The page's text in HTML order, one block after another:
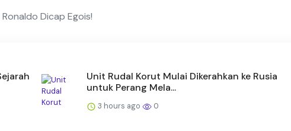
Dicap Egois!
Unit Rudal Korut Mulai Dikerahkan ke Rusia
untuk Perang Mela...
3 hours ago 0